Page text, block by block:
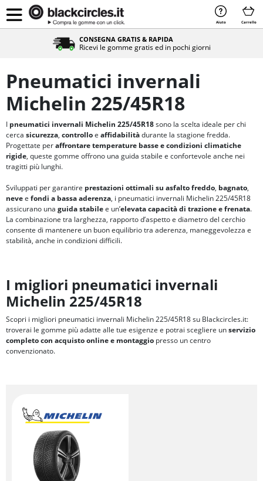
Aiuto Carrello
CONSEGNA GRATIS & RAPIDA
Ricevi le gomme gratis ed in pochi giorni
Pneumatici invernali
Michelin 225/45R18
I pneumatici invernali Michelin 225/45R18sono la scelta ideale per chi
cerca sicurezza, controlloe affidabilitàdurante la stagione fredda.
Progettate peraffrontare temperature basse e condizioni climatiche
rigide, queste gomme offrono una guida stabile e confortevole anche nei
tragitti più lunghi.
Sviluppati per garantire prestazioni ottimali su asfalto freddo, bagnato,
nevee fondi a bassa aderenza, i pneumatici invernali Michelin 225/45R18
assicurano una guida stabilee un’elevata capacità di trazione e frenata.
La combinazione tra larghezza, rapporto d’aspetto e diametro del cerchio
consente di mantenere un buon equilibrio tra aderenza, maneggevolezza e
stabilità, anche in condizioni difficili.
I migliori pneumatici invernali
Michelin 225/45R18
Scopri i migliori pneumatici invernali Michelin 225/45R18 su Blackcircles.it:
troverai le gomme più adatte alle tue esigenze e potrai scegliere unservizio
completo con acquisto online e montaggio presso un centro
convenzionato.